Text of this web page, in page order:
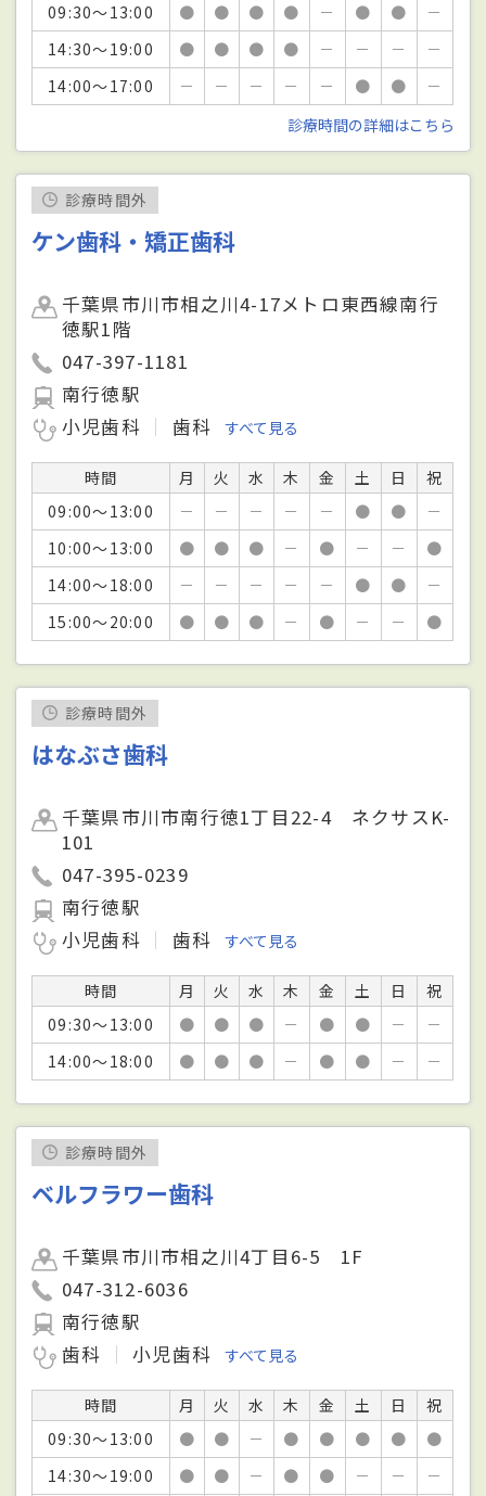
09:30～13:00
● ● ● ● － ● ●
－
14:30～19:00
● ● ● ● － － －
－
14:00～17:00
－ － － － － ● ●
－
診療時間の詳細はこちら
診療時間外
ケン歯科・矯正歯科
千葉県市川市相之川4-17メトロ東西線南行
徳駅1階
047-397-1181
南行徳駅
小児歯科
歯科 すべて見る
時間 月 火 水 木 金 土 日
祝
09:00～13:00
－ － － － － ● ●
－
10:00～13:00
● ● ● － ● － －
●
14:00～18:00
－ － － － － ● ●
－
15:00～20:00
● ● ● － ● － － ●
診療時間外
はなぶさ歯科
千葉県市川市南行徳1丁目22-4 ネクサスK-
101
047-395-0239
南行徳駅
小児歯科
歯科 すべて見る
時間 月 火 水 木 金 土 日
祝
09:30～13:00
● ● ● － ● ● －
－
14:00～18:00
● ● ● － ● ● － －
診療時間外
ベルフラワー歯科
千葉県市川市相之川4丁目6-5 1F
047-312-6036
南行徳駅
歯科
小児歯科 すべて見る
時間 月 火 水 木 金 土 日
祝
09:30～13:00
● ● － ● ● ● ●
●
14:30～19:00
● ● － ● ● － － －